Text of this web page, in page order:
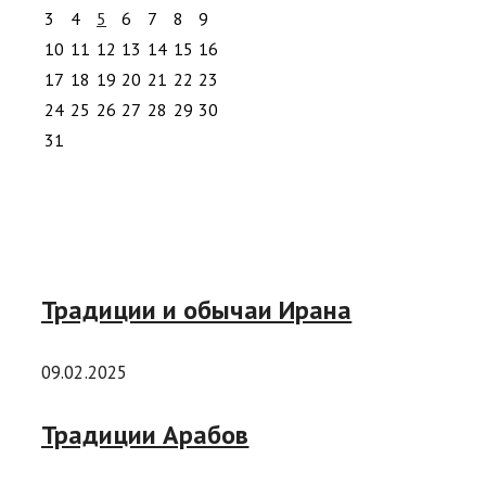
3
4 5 6 7 8
9
10 11 12 13 14 15 16
17 18 19 20 21 22 23
24 25 26 27 28 29 30
31
Традиции и обычаи Ирана
09.02.2025
Традиции Арабов